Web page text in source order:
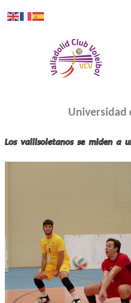
Universidad
Los vallisoletanos se miden a